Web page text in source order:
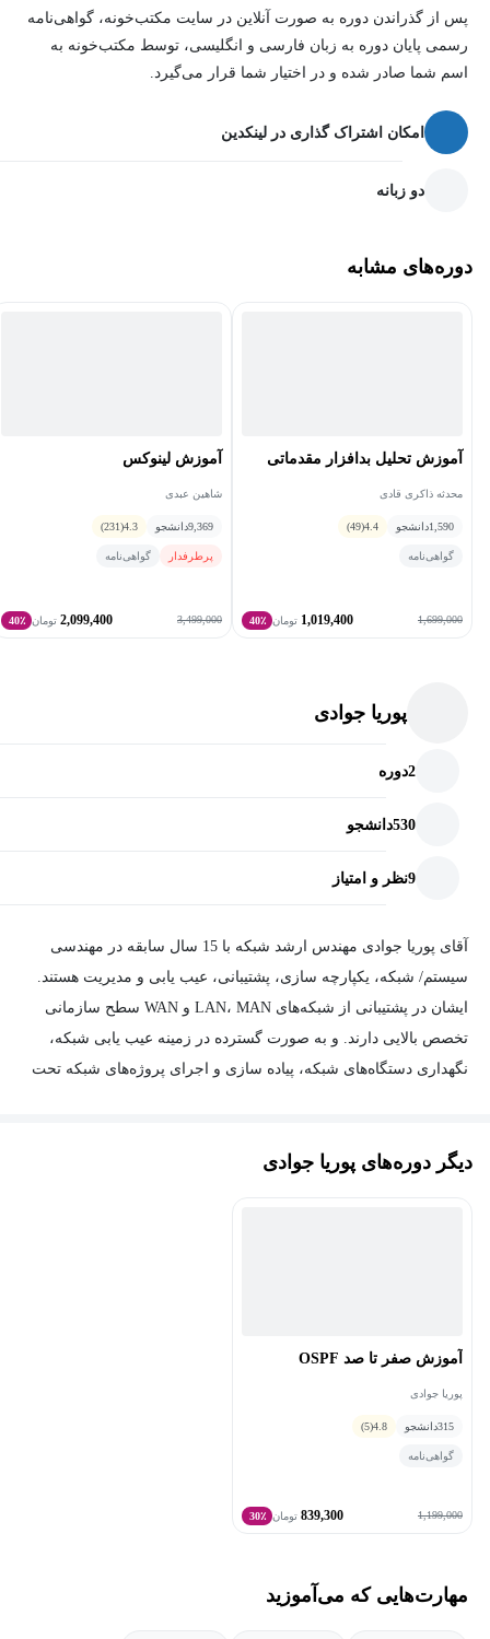
پس از گذراندن دوره به صورت آنلاین در سایت مکتب‌خونه، گواهی‌نامه
رسمی پایان دوره به زبان فارسی و انگلیسی، توسط مکتب‌خونه به
اسم شما صادر شده و در اختیار شما قرار می‌گیرد.
امکان اشتراک گذاری در لینکدین
دو زبانه
دوره‌های مشابه
آموزش تحلیل بدافزار مقدماتی
محدثه ذاکری قادی
1,590دانشجو 4.4
(49)
گواهی‌نامه
1,699,000
1,019,400 تومان 40٪
آموزش لینوکس
شاهین عبدی
9,369دانشجو 4.3
(231)
پرطرفدار گواهی‌نامه
3,499,000
2,099,400 تومان 40٪
پوریا جوادی
2دوره
530دانشجو
9نظر و امتیاز
آقای پوریا جوادی مهندس ارشد شبکه با 15 سال سابقه در مهندسی
سیستم/ شبکه، یکپارچه سازی، پشتیبانی، عیب یابی و مدیریت هستند.
ایشان در پشتیبانی از شبکه‌های LAN، MAN و WAN سطح سازمانی
تخصص بالایی دارند. و به صورت گسترده در زمینه عیب یابی شبکه،
نگهداری دستگاه‌های شبکه، پیاده سازی و اجرای پروژه‌‍‌های شبکه تحت
دیگر دوره‌های پوریا جوادی
آموزش صفر تا صد OSPF
پوریا جوادی
315دانشجو 4.8
(5)
گواهی‌نامه
1,199,000
839,300 تومان 30٪
مهارت‌هایی که می‌آموزید